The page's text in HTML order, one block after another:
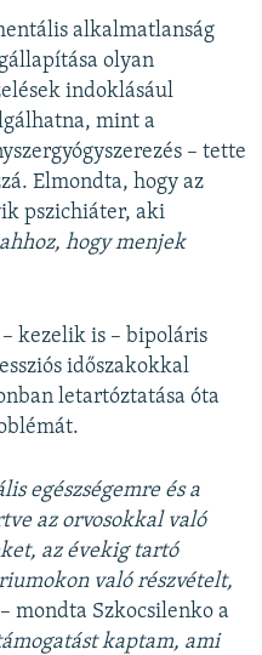
alkalmatlanság
olyan
indoklásául
mint a
– tette
Elmondta, hogy az
pszichiáter, aki
hogy menjek
kezelik is – bipoláris
időszakokkal
letartóztatása óta
egészségemre és a
az orvosokkal való
az évekig tartó
való részvételt,
mondta Szkocsilenko a
kaptam, ami